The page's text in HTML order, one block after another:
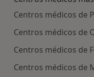
Centros médicos de
Centros médicos de
Centros médicos de
Centros médicos de